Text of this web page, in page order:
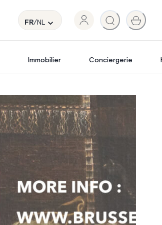
FR/NL
Immobilier Conciergerie